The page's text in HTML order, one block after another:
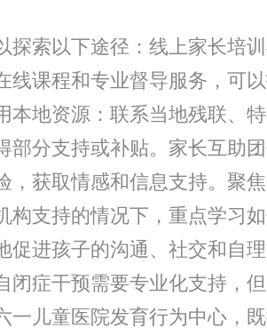
索以下途径：线上家长培训
线课程和专业督导服务，可
本地资源：联系当地残联、
部分支持或补贴。家长互助
，获取情感和信息支持。聚
构支持的情况下，重点学习
促进孩子的沟通、社交和自理
症干预需要专业化支持，但
一儿童医院发育行为中心，